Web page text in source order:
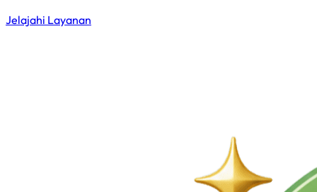
Jelajahi Layanan